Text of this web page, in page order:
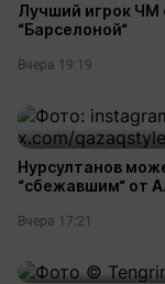
Лучший игрок ЧМ
“Барселоной“
Вчера 19:19
Нурсултанов
“сбежавшим“ от
Вчера 17:21